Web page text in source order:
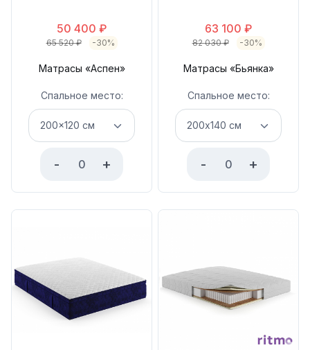
50 400 ₽
65 520₽ -30%
Матрасы «Аспен»
Спальное место:
- +
63 100 ₽
82 030₽ -30%
Матрасы «Бьянка»
Спальное место:
- +